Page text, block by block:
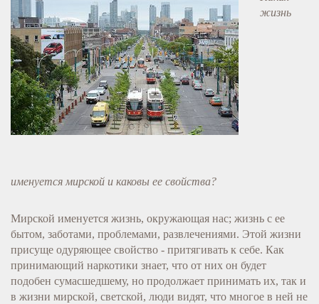
жизнь
именуется мирской и каковы ее свойства?
Мирской именуется жизнь, окружающая нас; жизнь с ее
бытом, заботами, проблемами, развлечениями. Этой жизни
присуще одуряющее свойство - притягивать к себе. Как
принимающий наркотики знает, что от них он будет
подобен сумасшедшему, но продолжает принимать их, так и
в жизни мирской, светской, люди видят, что многое в ней не